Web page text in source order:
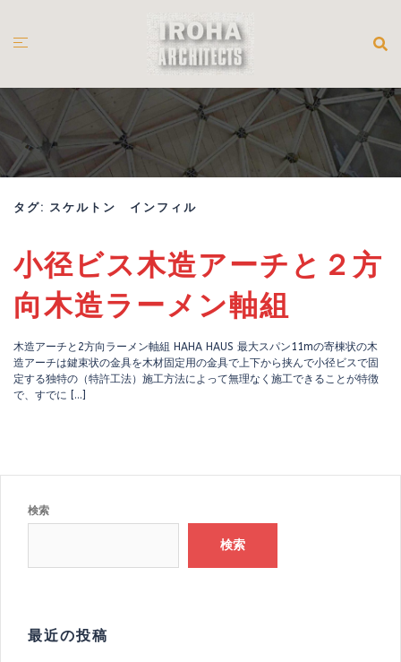
へ
タグ: スケルトン インフィル
小径ビス木造アーチと２方
向木造ラーメン軸組
木造アーチと2方向ラーメン軸組 HAHA HAUS 最大スパン11mの寄棟状の木
造アーチは鍵束状の金具を木材固定用の金具で上下から挟んで小径ビスで固
定する独特の（特許工法）施工方法によって無理なく施工できることが特徴
で、すでに […]
検索
検索
最近の投稿